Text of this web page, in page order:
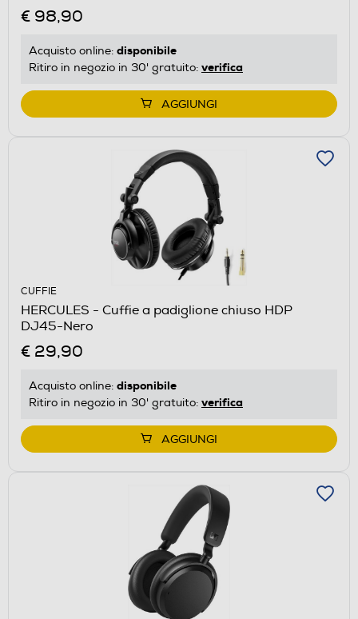
€ 98,90
Acquisto online: disponibile
Ritiro in negozio in 30' gratuito: verifica
AGGIUNGI
CUFFIE
HERCULES - Cuffie a padiglione chiuso HDP
DJ45-Nero
€ 29,90
Acquisto online: disponibile
Ritiro in negozio in 30' gratuito: verifica
AGGIUNGI